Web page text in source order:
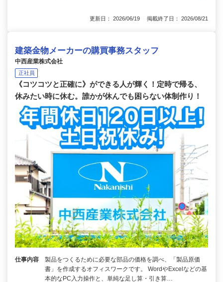
更新日： 2026/06/19 掲載終了日： 2026/08/21
建築金物メーカーの購買事務スタッフ
中西産業株式会社
正社員
《コツコツと正確に》ができる人が輝く！定時で帰る、
休みたい時に休む。誰かが休んでも困らない体制作り！
仕事内容
製品をつくるために必要な部品の価格を調べ、「製品原価
書」を作成するオフィスワークです。 WordやExcelなどの基
本的なPC入力操作と、単純な足し算・引き算…